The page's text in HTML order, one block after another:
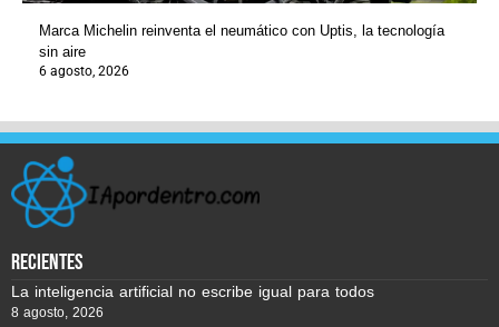
Marca Michelin reinventa el neumático con Uptis, la tecnología
sin aire
6 agosto, 2026
recientes
La inteligencia artificial no escribe igual para todos
8 agosto, 2026